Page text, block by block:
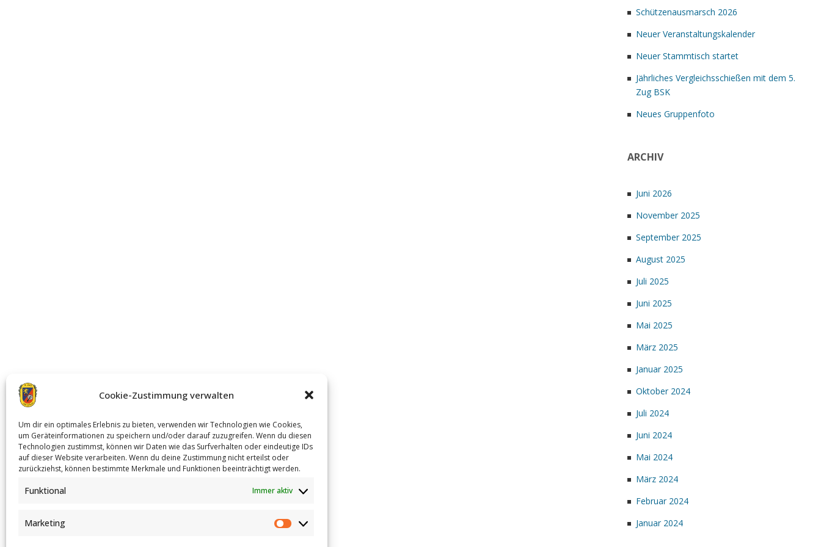
Cookie-Zustimmung verwalten
Um dir ein optimales Erlebnis zu bieten, verwenden wir Technologien wie Cookies,
um Geräteinformationen zu speichern und/oder darauf zuzugreifen. Wenn du diesen
Technologien zustimmst, können wir Daten wie das Surfverhalten oder eindeutige IDs
auf dieser Website verarbeiten. Wenn du deine Zustimmung nicht erteilst oder
zurückziehst, können bestimmte Merkmale und Funktionen beeinträchtigt werden.
Funktional Immer aktiv
Marketing
Schützenausmarsch 2026
Neuer Veranstaltungskalender
Neuer Stammtisch startet
Jährliches Vergleichsschießen mit dem 5.
Zug BSK
Neues Gruppenfoto
ARCHIV
Juni 2026
November 2025
September 2025
August 2025
Juli 2025
Juni 2025
Mai 2025
März 2025
Januar 2025
Oktober 2024
Juli 2024
Juni 2024
Mai 2024
März 2024
Februar 2024
Januar 2024